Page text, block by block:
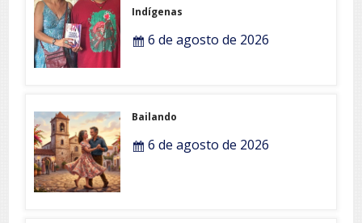
Indígenas
6 de agosto de 2026
Bailando
6 de agosto de 2026